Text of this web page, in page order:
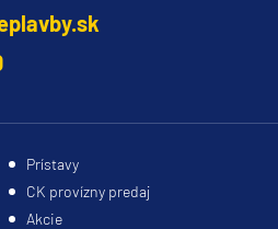
Prístavy
CK provízny predaj
Akcie